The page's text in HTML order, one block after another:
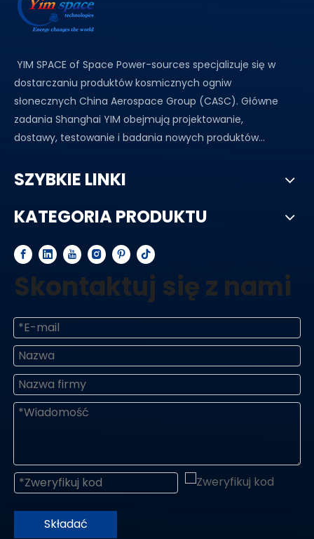
YIM SPACE of Space Power-sources specjalizuje się w
dostarczaniu produktów kosmicznych ogniw
słonecznych China Aerospace Group (CASC). Główne
zadania Shanghai YIM obejmują projektowanie,
dostawy, testowanie i badania nowych produktów...
SZYBKIE LINKI
KATEGORIA PRODUKTU
Skontaktuj się z nami
Składać